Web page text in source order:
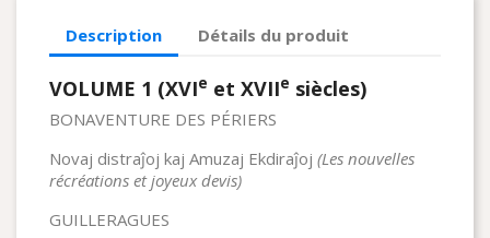
Description Détails du produit
VOLUME 1 (XVIe et XVIIe siècles)
BONAVENTURE DES PÉRIERS
Novaj distraĵoj kaj Amuzaj Ekdiraĵoj (Les nouvelles
récréations et joyeux devis)
GUILLERAGUES